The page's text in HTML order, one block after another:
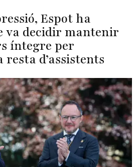
Espot ha
va decidir mantenir
íntegre per
resta d’assistents